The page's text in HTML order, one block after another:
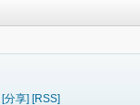
[分享] [RSS]